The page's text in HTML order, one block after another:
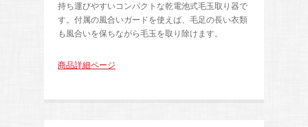
持ち運びやすいコンパクトな乾電池式毛玉取り器で
す。付属の風合いガードを使えば、毛足の長い衣類
も風合いを保ちながら毛玉を取り除けます。
商品詳細ページ